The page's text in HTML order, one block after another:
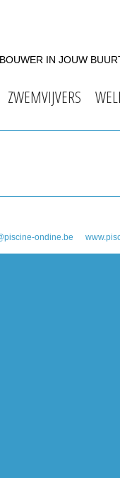
IN JOUW
ZWEMVIJVERS
ondine.be